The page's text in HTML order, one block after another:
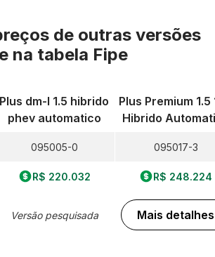
de outras versões
na tabela Fipe
Plus dm-I 1.5 hibrido
phev automatico
095005-0
R$ 220.032
Versão pesquisada
Plus Premium 1.5
Hibrido
095017-3
R$ 248.224
Mais detalhes